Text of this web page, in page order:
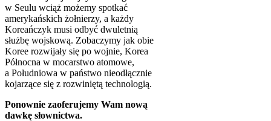
w Seulu wciąż możemy spotkać
amerykańskich żołnierzy, a każdy
Koreańczyk musi odbyć dwuletnią
służbę wojskową. Zobaczymy jak obie
Koree rozwijały się po wojnie, Korea
Północna w mocarstwo atomowe,
a Południowa w państwo nieodłącznie
kojarzące się z rozwiniętą technologią.
Ponownie zaoferujemy Wam nową
dawkę słownictwa.